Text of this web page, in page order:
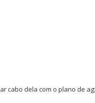
cabo dela com o plano de